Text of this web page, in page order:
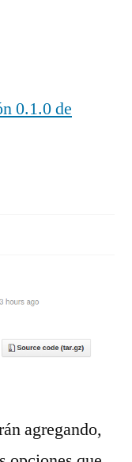
0.1.0 de
agregando,